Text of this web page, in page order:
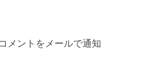
メントをメールで通知